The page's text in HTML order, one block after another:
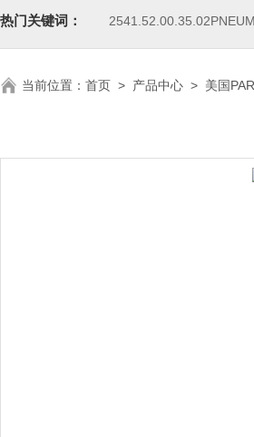
热门关键词：
当前位置： 首页 > 产品中心 > 美国